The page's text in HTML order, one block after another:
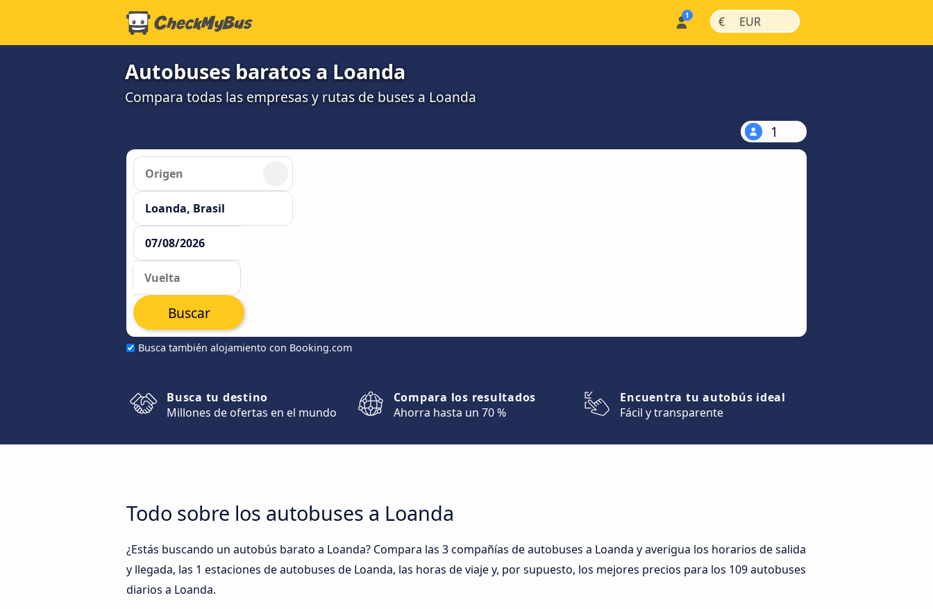
€ | EUR |
Autobuses baratos a Loanda
Compara todas las empresas y rutas de buses a Loanda
1
Busca también alojamiento con Booking.com
Buscar
Busca tu destino
Millones de ofertas en el mundo
Compara los resultados
Ahorra hasta un 70 %
Encuentra tu autobús ideal
Fácil y transparente
Todo sobre los autobuses a Loanda
¿Estás buscando un autobús barato a Loanda? Compara las 3 compañías de autobuses a Loanda y averigua los horarios de salida
y llegada, las 1 estaciones de autobuses de Loanda, las horas de viaje y, por supuesto, los mejores precios para los 109 autobuses
diarios a Loanda.